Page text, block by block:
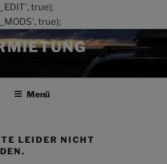
true);
true);
Menü
LEIDER NICHT